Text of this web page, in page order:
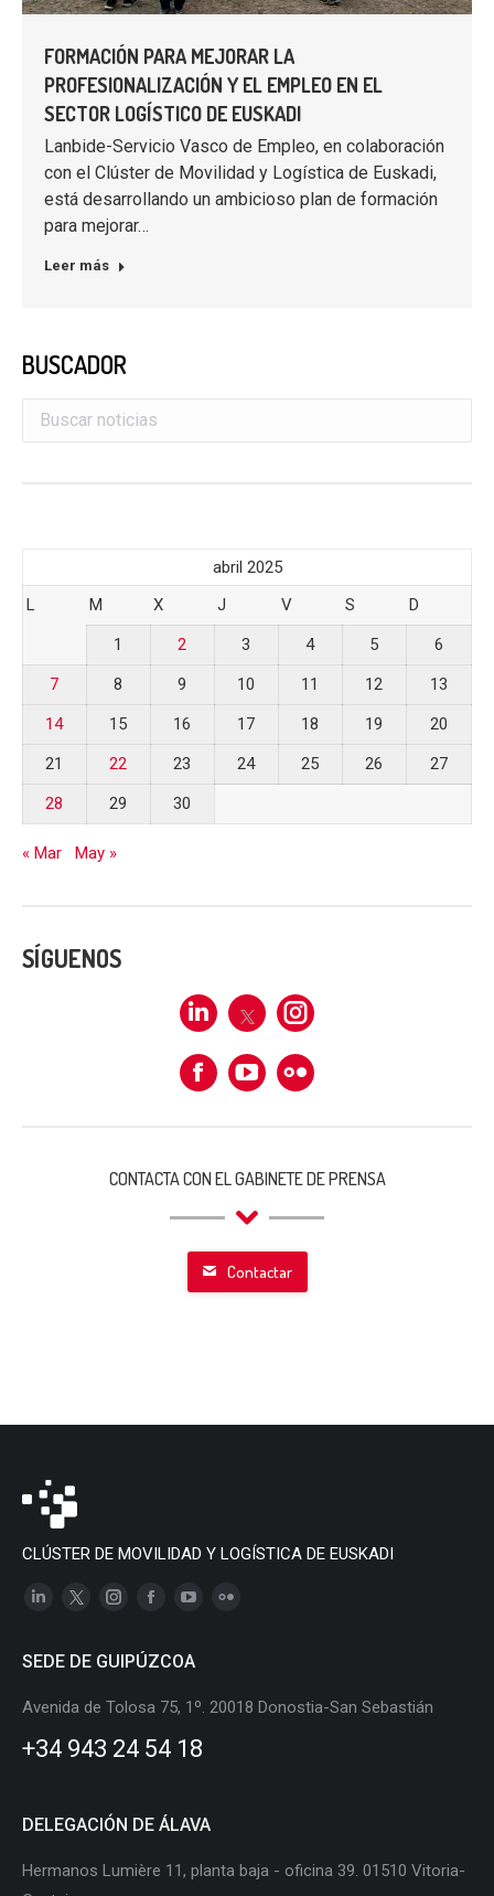
FORMACIÓN PARA MEJORAR LA
PROFESIONALIZACIÓN Y EL EMPLEO EN EL
SECTOR LOGÍSTICO DE EUSKADI
Lanbide-Servicio Vasco de Empleo, en colaboración
con el Clúster de Movilidad y Logística de Euskadi,
está desarrollando un ambicioso plan de formación
para mejorar…
Leer más
BUSCADOR
abril 2025
L
M X J V S
D
1
2 3 4 5
6
7
8 9 10 11 12
13
14
15 16 17 18 19
20
21
22 23 24 25 26
27
28
29 30
« Mar May »
SÍGUENOS
Linkedin
X Instagram
FacebookFlickr
CONTACTA CON EL GABINETE DE PRENSA
Contactar
CLÚSTER DE MOVILIDAD Y LOGÍSTICA DE EUSKADI
Linkedin
opens
window
X
opens
window
Instagram
opens
in
window
Facebook
opens
in
window
opens
in
window
in
SEDE DE GUIPÚZCOA
Avenida de Tolosa 75, 1º. 20018 Donostia-San Sebastián
+34 943 24 54 18
DELEGACIÓN DE ÁLAVA
Hermanos Lumière 11, planta baja - oficina 39. 01510 Vitoria-